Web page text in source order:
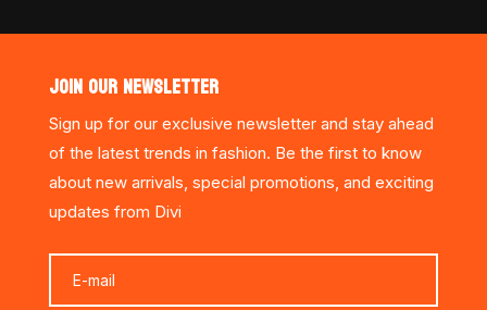
JOIN OUR NEWSLETTER
Sign up for our exclusive newsletter and stay ahead
of the latest trends in fashion. Be the first to know
about new arrivals, special promotions, and exciting
updates from Divi